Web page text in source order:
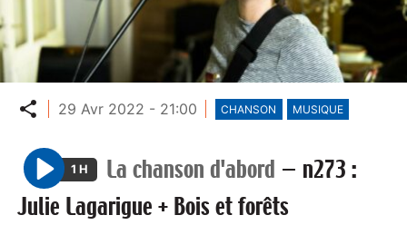
Partager
29 Avr 2022 - 21:00 CHANSON MUSIQUE
P
l
1 H La chanson d'abord — n273 :
Julie Lagarigue + Bois et forêts